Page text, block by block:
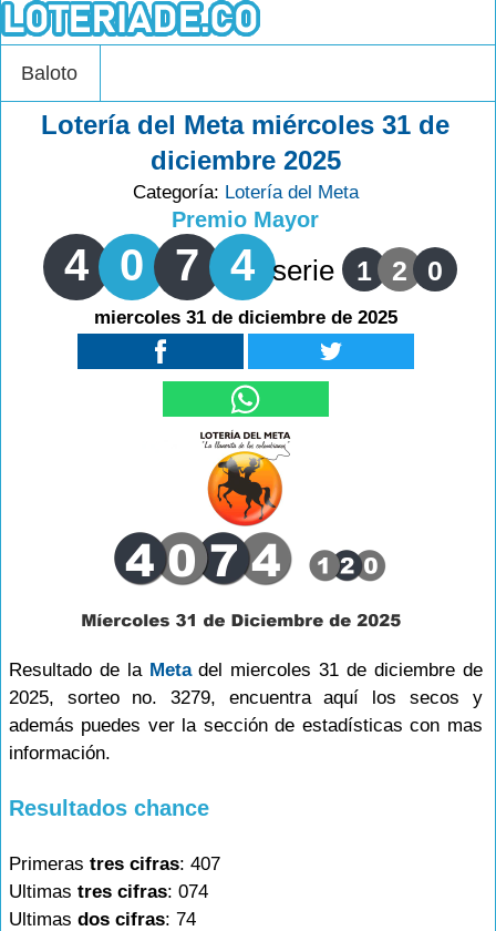
Baloto
Lotería del Meta miércoles 31 de
diciembre 2025
Categoría: Lotería del Meta
Premio Mayor
4 0 7 4 serie 1 2 0
miercoles 31 de diciembre de 2025
Resultado de la Metadel miercoles 31 de diciembre de
2025, sorteo no. 3279, encuentra aquí los secos y
además puedes ver la sección de estadísticas con mas
información.
Resultados chance
Primeras tres cifras: 407
Ultimas tres cifras: 074
Ultimas dos cifras: 74